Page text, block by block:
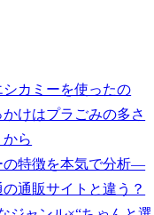
シカミーを使ったの
けはプラごみの多さ
ら
の特徴を本気で分析―
通販サイトと違う？